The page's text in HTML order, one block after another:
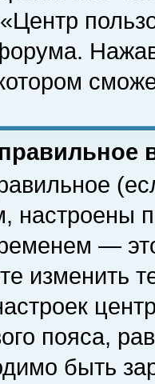
—
изменить
пояса,
быть